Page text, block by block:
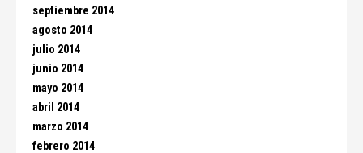
septiembre 2014
agosto 2014
julio 2014
junio 2014
mayo 2014
abril 2014
marzo 2014
febrero 2014